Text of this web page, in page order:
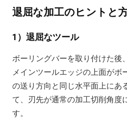
退屈な加工のヒントと
1）退屈なツール
ボーリングバーを取り付けた後
メインツールエッジの上面がボ
の送り方向と同じ水平面上にあ
て、刃先が通常の加工切削角度
す。